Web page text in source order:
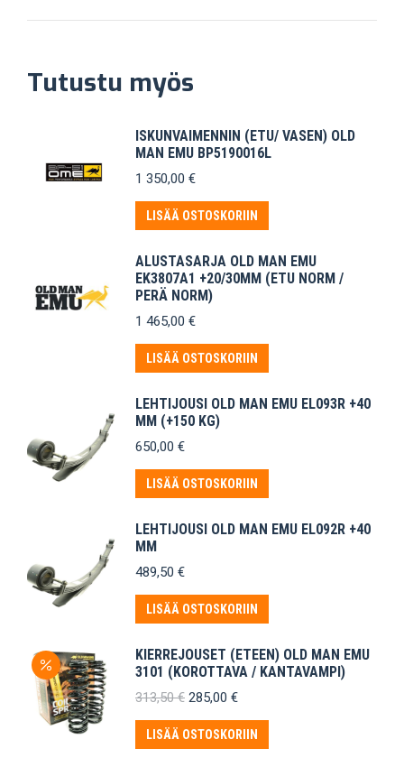
Tutustu myös
ISKUNVAIMENNIN (ETU/ VASEN) OLD
MAN EMU BP5190016L
1 350,00 €
LISÄÄ OSTOSKORIIN
ALUSTASARJA OLD MAN EMU
EK3807A1 +20/30MM (ETU NORM /
PERÄ NORM)
1 465,00 €
LISÄÄ OSTOSKORIIN
LEHTIJOUSI OLD MAN EMU EL093R +40
MM (+150 KG)
650,00 €
LISÄÄ OSTOSKORIIN
LEHTIJOUSI OLD MAN EMU EL092R +40
MM
489,50 €
LISÄÄ OSTOSKORIIN
KIERREJOUSET (ETEEN) OLD MAN EMU
3101 (KOROTTAVA / KANTAVAMPI)
313,50€ Alkuperäinen
oli:
313,50 €.
285,00 €Nykyinen
on:
285,00 €.
LISÄÄ OSTOSKORIIN